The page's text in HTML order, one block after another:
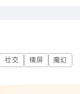
社交 横屏 魔幻